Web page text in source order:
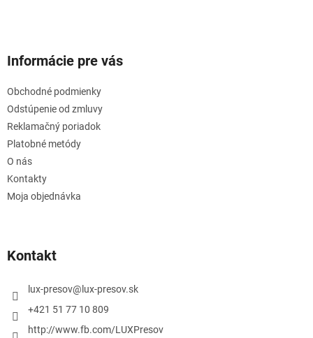
Informácie pre vás
Obchodné podmienky
Odstúpenie od zmluvy
Reklamačný poriadok
Platobné metódy
O nás
Kontakty
Moja objednávka
Kontakt
lux-presov@ lux-presov.sk
+421 51 77 10 809
http://www.fb.com/LUXPresov